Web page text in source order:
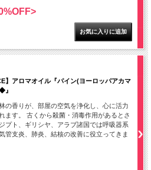
】アロマオイル『パイン(ヨーロッパアカマ
』
の香りが、部屋の空気を浄化し、心に活力
ます。 古くから殺菌・消毒作用があるとさ
プト、ギリシヤ、アラブ諸国では呼吸器系
管支炎、肺炎、結核の改善に役立ってきま